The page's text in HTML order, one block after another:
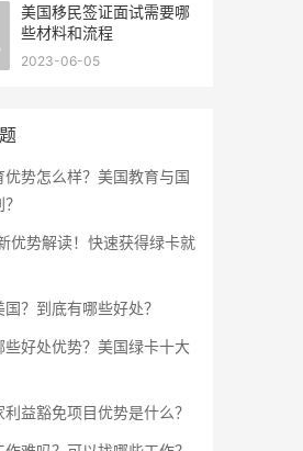
美国移民签证面试需要哪
些材料和流程
2023-06-05
优势怎么样？美国教育与国
优势解读！快速获得绿卡就
？到底有哪些好处？
些好处优势？美国绿卡十大
益豁免项目优势是什么？